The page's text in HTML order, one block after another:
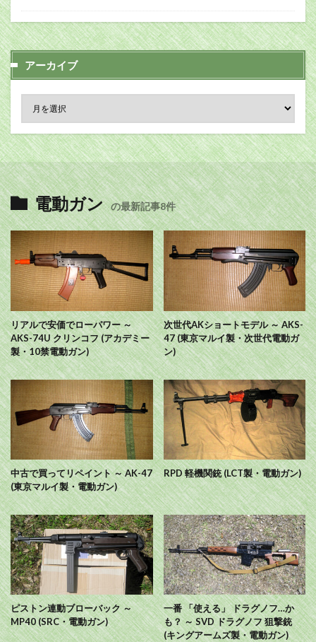
アーカイブ
電動ガン の最新記事8件
リアルで安価でローパワー ～
AKS-74U クリンコフ (アカデミー
製・10禁電動ガン)
次世代AKショートモデル ～ AKS-
47 (東京マルイ製・次世代電動ガ
ン)
中古で買ってリペイント ～ AK-47
(東京マルイ製・電動ガン)
RPD 軽機関銃 (LCT製・電動ガン)
ピストン連動ブローバック ～
MP40 (SRC・電動ガン)
一番 「使える」 ドラグノフ…か
も？ ～ SVD ドラグノフ 狙撃銃
(キングアームズ製・電動ガン)